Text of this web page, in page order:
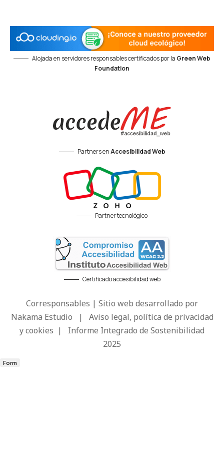
Alojada en servidores responsables certificados por la Green Web
Foundation
Partners enAccesibilidad Web
Partner tecnológico
Certificado accesibilidad web
Corresponsables | Sitio web desarrollado por
Nakama Estudio | Aviso legal, política de privacidad
y cookies | Informe Integrado de Sostenibilidad
2025
Form